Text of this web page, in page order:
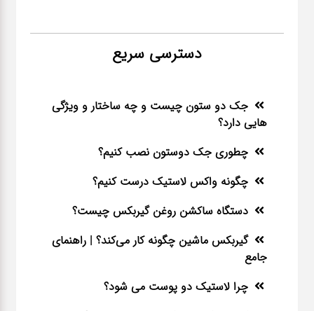
دسترسی سریع
جک دو ستون چیست و چه ساختار و ویژگی
هایی دارد؟
چطوری جک دوستون نصب کنیم؟
چگونه واکس لاستیک درست کنیم؟
دستگاه ساکشن روغن گیربکس چیست؟
گیربکس ماشین چگونه کار می‌کند؟ | راهنمای
جامع
چرا لاستیک دو پوست می شود؟